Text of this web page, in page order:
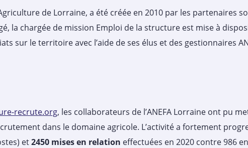
de Lorraine, a été créée en 2010 par les partenaires
la chargée de mission Emploi de la structure est mise à
sur le territoire avec l’aide de ses élus et des gestionnaires
recrute.org, les collaborateurs de l’ANEFA Lorraine ont pu
dans le domaine agricole. L’activité a fortement
et2450 mises en relation effectuées en 2020 contre 986